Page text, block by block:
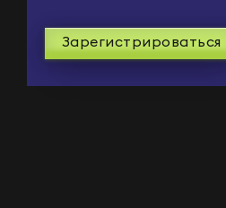
Зарегистрироваться